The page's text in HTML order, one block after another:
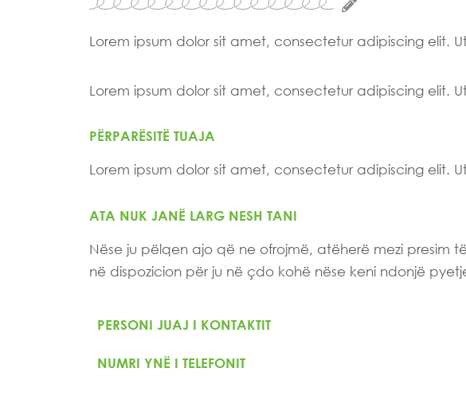
Lorem ipsum dolor sit amet, consectetur adipiscing elit.
Lorem ipsum dolor sit amet, consectetur adipiscing elit.
PËRPARËSITË TUAJA
Lorem ipsum dolor sit amet, consectetur adipiscing elit.
ATA NUK JANË LARG NESH TANI
Nëse ju pëlqen ajo që ne ofrojmë, atëherë mezi presim
në dispozicion për ju në çdo kohë nëse keni ndonjë
PERSONI JUAJ I KONTAKTIT
NUMRI YNË I TELEFONIT